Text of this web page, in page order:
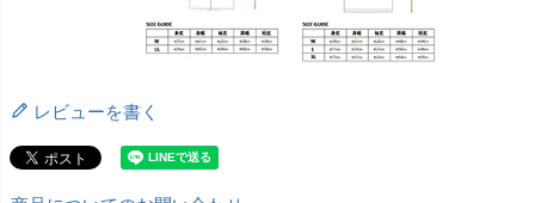
レビューを書く